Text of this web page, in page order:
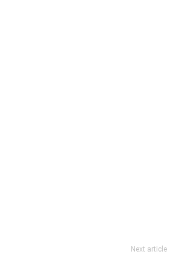
Next article